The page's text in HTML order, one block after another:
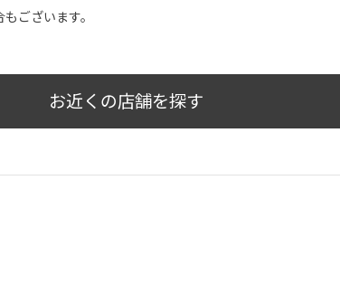
ございます。
お近くの店舗を探す